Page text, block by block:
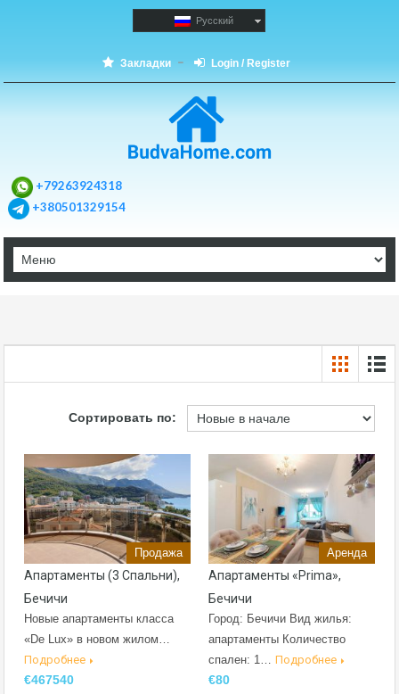
Русский
Закладки Login / Register
+79263924318
+380501329154
Сортировать по:
Продажа
Апартаменты (3 Спальни),
Бечичи
Новые апартаменты класса
«De Lux» в новом жилом…
Подробнее
€467540
Аренда
Апартаменты «Prima»,
Бечичи
Город: Бечичи Вид жилья:
апартаменты Количество
спален: 1… Подробнее
€80